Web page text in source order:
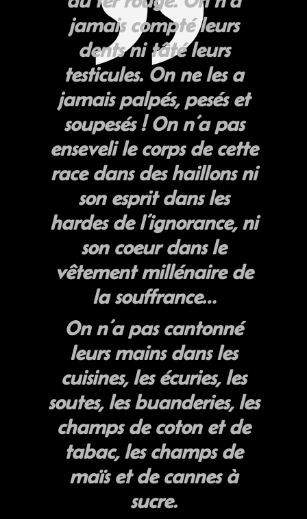
jamais compté leurs
dents ni tâté leurs
testicules. On ne les a
jamais palpés, pesés et
soupesés ! On n’a pas
enseveli le corps de cette
race dans des haillons ni
son esprit dans les
hardes de l’ignorance, ni
son coeur dans le
vêtement millénaire de
la souffrance…
On n’a pas cantonné
leurs mains dans les
cuisines, les écuries, les
soutes, les buanderies, les
champs de coton et de
tabac, les champs de
maïs et de cannes à
sucre.